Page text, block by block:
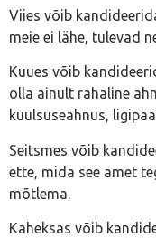
Viies võib
meie ei lähe, tulevad
Kuues võib
olla ainult rahaline
kuulsuseahnus,
Seitsmes võib
ette, mida see amet
mõtlema.
Kaheksas võib